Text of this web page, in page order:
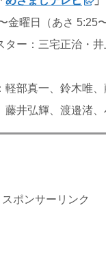
金曜日（あさ 5:25
ター：三宅正治・
軽部真一、鈴木唯
藤井弘輝、渡邉渚
スポンサーリンク